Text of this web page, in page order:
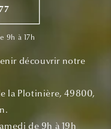
9h à 17h
découvrir notre
la Plotinière, 49800,
de 9h à 19h